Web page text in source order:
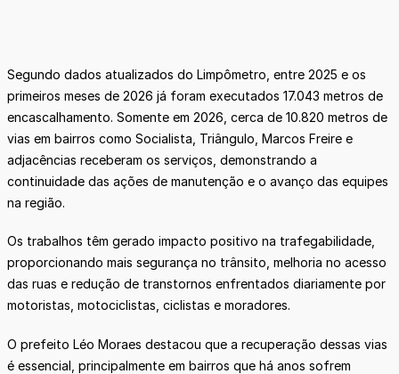
Segundo dados atualizados do Limpômetro, entre 2025 e os
primeiros meses de 2026 já foram executados 17.043 metros de
encascalhamento. Somente em 2026, cerca de 10.820 metros de
vias em bairros como Socialista, Triângulo, Marcos Freire e
adjacências receberam os serviços, demonstrando a
continuidade das ações de manutenção e o avanço das equipes
na região.
Os trabalhos têm gerado impacto positivo na trafegabilidade,
proporcionando mais segurança no trânsito, melhoria no acesso
das ruas e redução de transtornos enfrentados diariamente por
motoristas, motociclistas, ciclistas e moradores.
O prefeito Léo Moraes destacou que a recuperação dessas vias
é essencial, principalmente em bairros que há anos sofrem